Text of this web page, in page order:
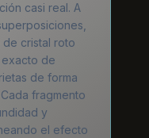
casi real. A
cristal roto
exacto de
de forma
fragmento
y
el efecto